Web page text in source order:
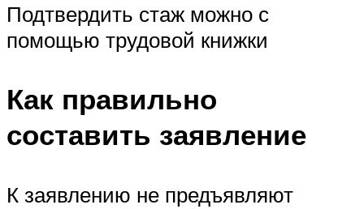
Подтвердить стаж можно с
помощью трудовой книжки
Как правильно
составить заявление
К заявлению не предъявляют